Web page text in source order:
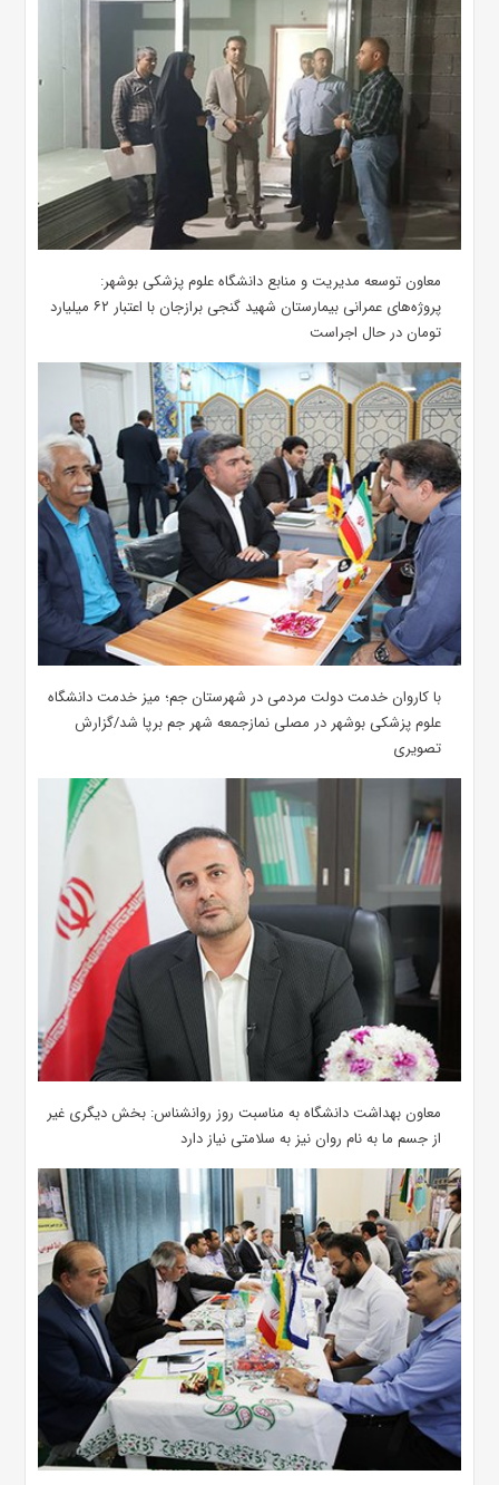
معاون توسعه مدیریت و منابع دانشگاه علوم پزشکی بوشهر:
پروژه‌های عمرانی بیمارستان شهید گنجی برازجان با اعتبار ۶۲ میلیارد
تومان در حال اجراست
با کاروان خدمت دولت مردمی در شهرستان جم؛ میز خدمت دانشگاه
علوم پزشکی بوشهر در مصلی نمازجمعه شهر جم برپا شد/گزارش
تصویری
معاون بهداشت دانشگاه به مناسبت روز روانشناس: بخش دیگری غیر
از جسم ما به نام روان نیز به سلامتی نیاز دارد